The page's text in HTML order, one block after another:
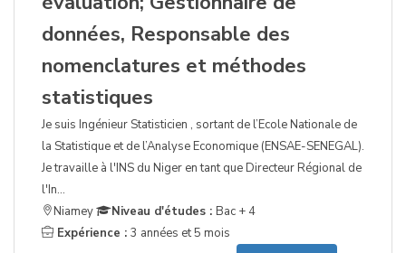
données, Responsable des
nomenclatures et méthodes
statistiques
Je suis Ingénieur Statisticien , sortant de l’Ecole Nationale de
la Statistique et de l’Analyse Economique (ENSAE-SENEGAL).
Je travaille à l'INS du Niger en tant que Directeur Régional de
l'In...
Niamey
Niveau d'études : Bac + 4
Expérience : 3 années et 5 mois